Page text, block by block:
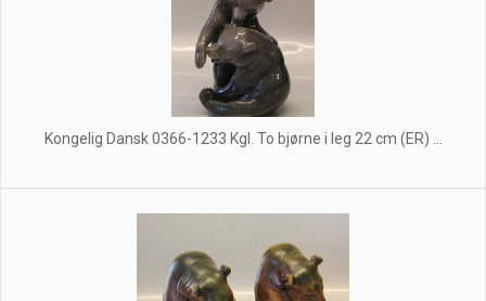
Kongelig Dansk 0366-1233 Kgl. To bjørne i leg 22 cm (ER) ...